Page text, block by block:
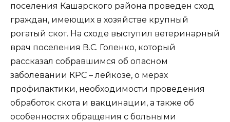
поселения Кашарского района проведен сход
граждан, имеющих в хозяйстве крупный
рогатый скот. На сходе выступил ветеринарный
врач поселения В.С. Голенко, который
рассказал собравшимся об опасном
заболевании КРС – лейкозе, о мерах
профилактики, необходимости проведения
обработок скота и вакцинации, а также об
особенностях обращения с больными